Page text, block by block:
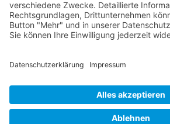
© 2026 Frank Hartung Ihr Mediator bei